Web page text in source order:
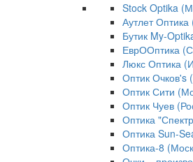
Stock Optika
Аутлет
Бутик My-
ЕврООптика
Люкс Оптика
Оптик Очков's
Оптик Сити
Оптик Чуев
Оптика
Оптика Sun-
Оптика-8